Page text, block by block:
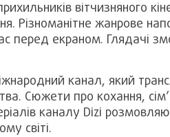
вітчизняного
Різноманітне жанрове
перед екраном. Глядачі
канал, який
Сюжети про кохання,
каналу Dizi
світі.